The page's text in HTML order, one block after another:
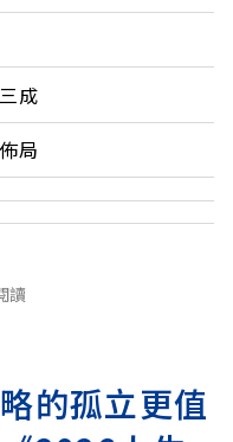
成
局
讀
的孤立更值